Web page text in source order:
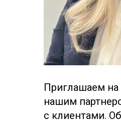
Приглашаем
нашим
с клиентами.